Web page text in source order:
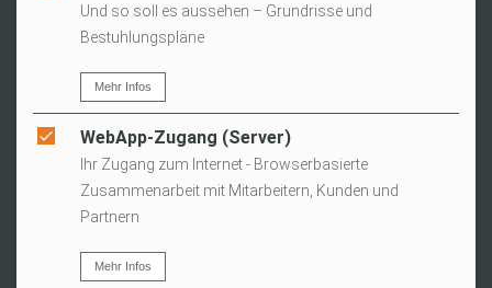
Und so soll es aussehen – Grundrisse und
Bestuhlungspläne
Mehr Infos
WebApp-Zugang (Server)
Ihr Zugang zum Internet - Browserbasierte
Zusammenarbeit mit Mitarbeitern, Kunden und
Partnern
Mehr Infos